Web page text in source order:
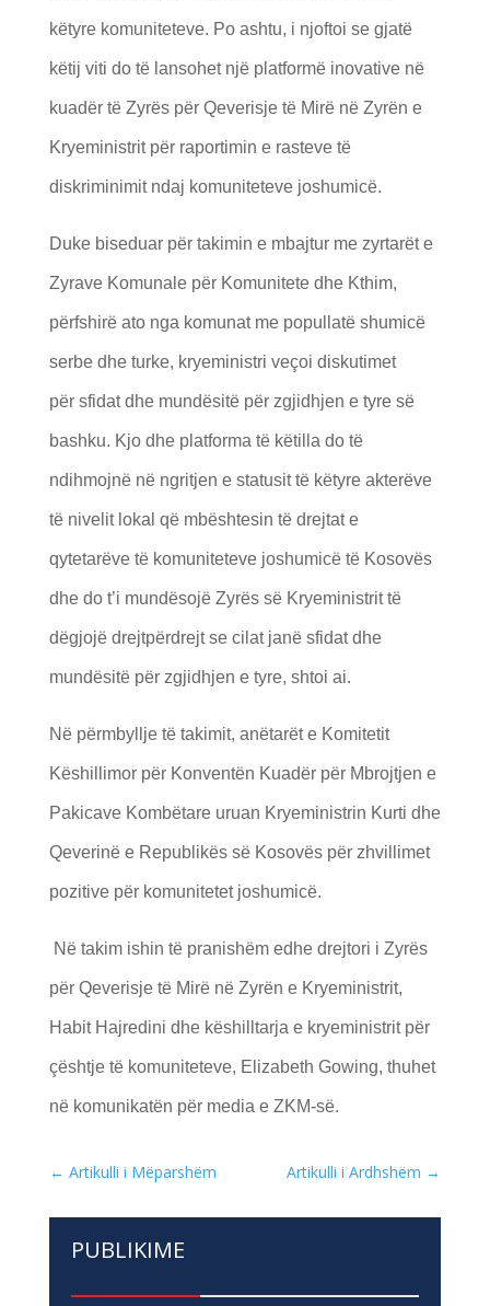
këtyre komuniteteve. Po ashtu, i njoftoi se gjatë
këtij viti do të lansohet një platformë inovative në
kuadër të Zyrës për Qeverisje të Mirë në Zyrën e
Kryeministrit për raportimin e rasteve të
diskriminimit ndaj komuniteteve joshumicë.
Duke biseduar për takimin e mbajtur me zyrtarët e
Zyrave Komunale për Komunitete dhe Kthim,
përfshirë ato nga komunat me popullatë shumicë
serbe dhe turke, kryeministri veçoi diskutimet
për sfidat dhe mundësitë për zgjidhjen e tyre së
bashku. Kjo dhe platforma të këtilla do të
ndihmojnë në ngritjen e statusit të këtyre akterëve
të nivelit lokal që mbështesin të drejtat e
qytetarëve të komuniteteve joshumicë të Kosovës
dhe do t’i mundësojë Zyrës së Kryeministrit të
dëgjojë drejtpërdrejt se cilat janë sfidat dhe
mundësitë për zgjidhjen e tyre, shtoi ai.
Në përmbyllje të takimit, anëtarët e Komitetit
Këshillimor për Konventën Kuadër për Mbrojtjen e
Pakicave Kombëtare uruan Kryeministrin Kurti dhe
Qeverinë e Republikës së Kosovës për zhvillimet
pozitive për komunitetet joshumicë.
Në takimishin të pranishëm edhe drejtori i Zyrës
për Qeverisje të Mirë në Zyrën e Kryeministrit,
Habit Hajredini dhe këshilltarja e kryeministrit për
çështje të komuniteteve, Elizabeth Gowing, thuhet
në komunikatën për media e ZKM-së.
← Artikulli i Mëparshëm Artikulli i Ardhshëm →
PUBLIKIME